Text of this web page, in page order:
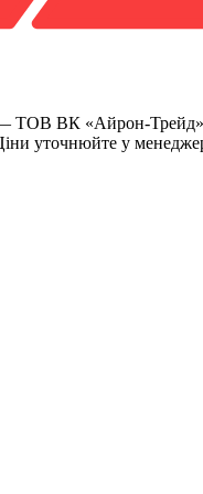
ТОВ ВК «Айрон-Трейд»
уточнюйте у